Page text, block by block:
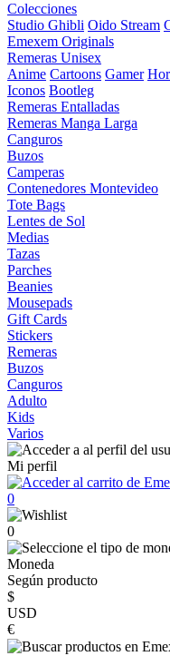
Colecciones
Studio Ghibli Oido Stream
Emexem Originals
Remeras Unisex
Anime Cartoons Gamer
Iconos Bootleg
Remeras Entalladas
Remeras Manga Larga
Canguros
Buzos
Camperas
Contenedores Montevideo
Tote Bags
Lentes de Sol
Medias
Tazas
Parches
Beanies
Mousepads
Gift Cards
Stickers
Remeras
Buzos
Canguros
Adulto
Kids
Varios
Mi perfil
0
0
Moneda
Según producto
$
USD
€